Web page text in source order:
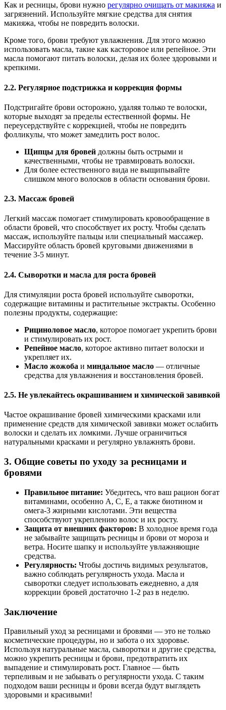
Как и ресницы, брови нужно регулярно очищать от макияжа и
загрязнений. Используйте мягкие средства для снятия
макияжа, чтобы не повредить волоски.
Кроме того, брови требуют увлажнения. Для этого можно
использовать масла, такие как касторовое или репейное. Эти
масла помогают питать волоски, делая их более здоровыми и
крепкими.
2.2. Регулярное подстрижка и коррекция формы
Подстригайте брови осторожно, удаляя только те волоски,
которые выходят за пределы естественной формы. Не
переусердствуйте с коррекцией, чтобы не повредить
фолликулы, что может замедлить рост волос.
Щипцы для бровей должны быть острыми и
качественными, чтобы не травмировать волоски.
Для более естественного вида не выщипывайте
слишком много волосков в области основания брови.
2.3. Массаж бровей
Легкий массаж помогает стимулировать кровообращение в
области бровей, что способствует их росту. Чтобы сделать
массаж, используйте пальцы или специальный массажер.
Массируйте область бровей круговыми движениями в
течение 3-5 минут.
2.4. Сыворотки и масла для роста бровей
Для стимуляции роста бровей используйте сыворотки,
содержащие витамины и растительные экстракты. Особенно
полезны продукты, содержащие:
Рициноловое масло, которое помогает укрепить брови
и стимулировать их рост.
Репейное масло, которое активно питает волоски и
укрепляет их.
Масло жожоба и миндальное масло — отличные
средства для увлажнения и восстановления бровей.
2.5. Не увлекайтесь окрашиванием и химической завивкой
Частое окрашивание бровей химическими красками или
применение средств для химической завивки может ослабить
волоски и сделать их ломкими. Лучше ограничиться
натуральными красками и регулярно увлажнять брови.
3. Общие советы по уходу за ресницами и
бровями
Правильное питание: Убедитесь, что ваш рацион богат
витаминами, особенно A, C, E, а также биотином и
омега-3 жирными кислотами. Эти вещества
способствуют укреплению волос и их росту.
Защита от внешних факторов: В холодное время года
не забывайте защищать ресницы и брови от мороза и
ветра. Носите шапку и используйте увлажняющие
средства.
Регулярность: Чтобы достичь видимых результатов,
важно соблюдать регулярность ухода. Масла и
сыворотки следует использовать ежедневно, а для
коррекции бровей достаточно 1-2 раз в неделю.
Заключение
Правильный уход за ресницами и бровями — это не только
косметические процедуры, но и забота о их здоровье.
Используя натуральные масла, сыворотки и другие средства,
можно укрепить ресницы и брови, предотвратить их
выпадение и стимулировать рост. Главное — быть
терпеливым и не забывать о регулярности ухода. С таким
подходом ваши ресницы и брови всегда будут выглядеть
здоровыми и красивыми!